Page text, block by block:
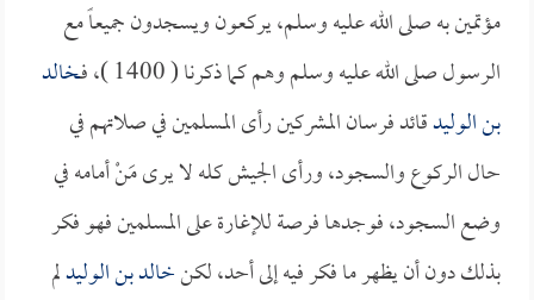
مؤتمين به صلى الله عليه وسلم، يركعون ويسجدون جميعاً مع
الرسول صلى الله عليه وسلم وهم كما ذكرنا ( 1400 )، فـ
خالد
بن الوليدقائد فرسان المشركين رأى المسلمين في صلاتهم في
حال الركوع والسجود، ورأى الجيش كله لا يرى مَنْ أمامه في
وضع السجود، فوجدها فرصة للإغارة على المسلمين فهو فكر
بذلك دون أن يظهر ما فكر فيه إلى أحد، لكنخالد بن الوليدلم